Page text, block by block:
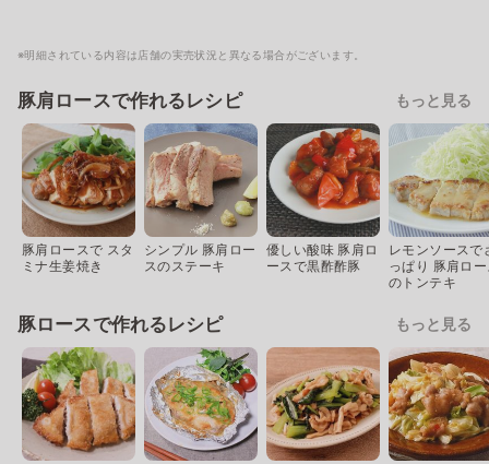
※明細されている内容は店舗の実売状況と異なる場合がございます。
豚肩ロースで作れるレシピ もっと見る
豚肩ロースで スタ
ミナ生姜焼き
シンプル 豚肩ロー
スのステーキ
優しい酸味 豚肩ロ
ースで黒酢酢豚
レモンソースで
っぱり 豚肩ロ
のトンテキ
豚ロースで作れるレシピ もっと見る